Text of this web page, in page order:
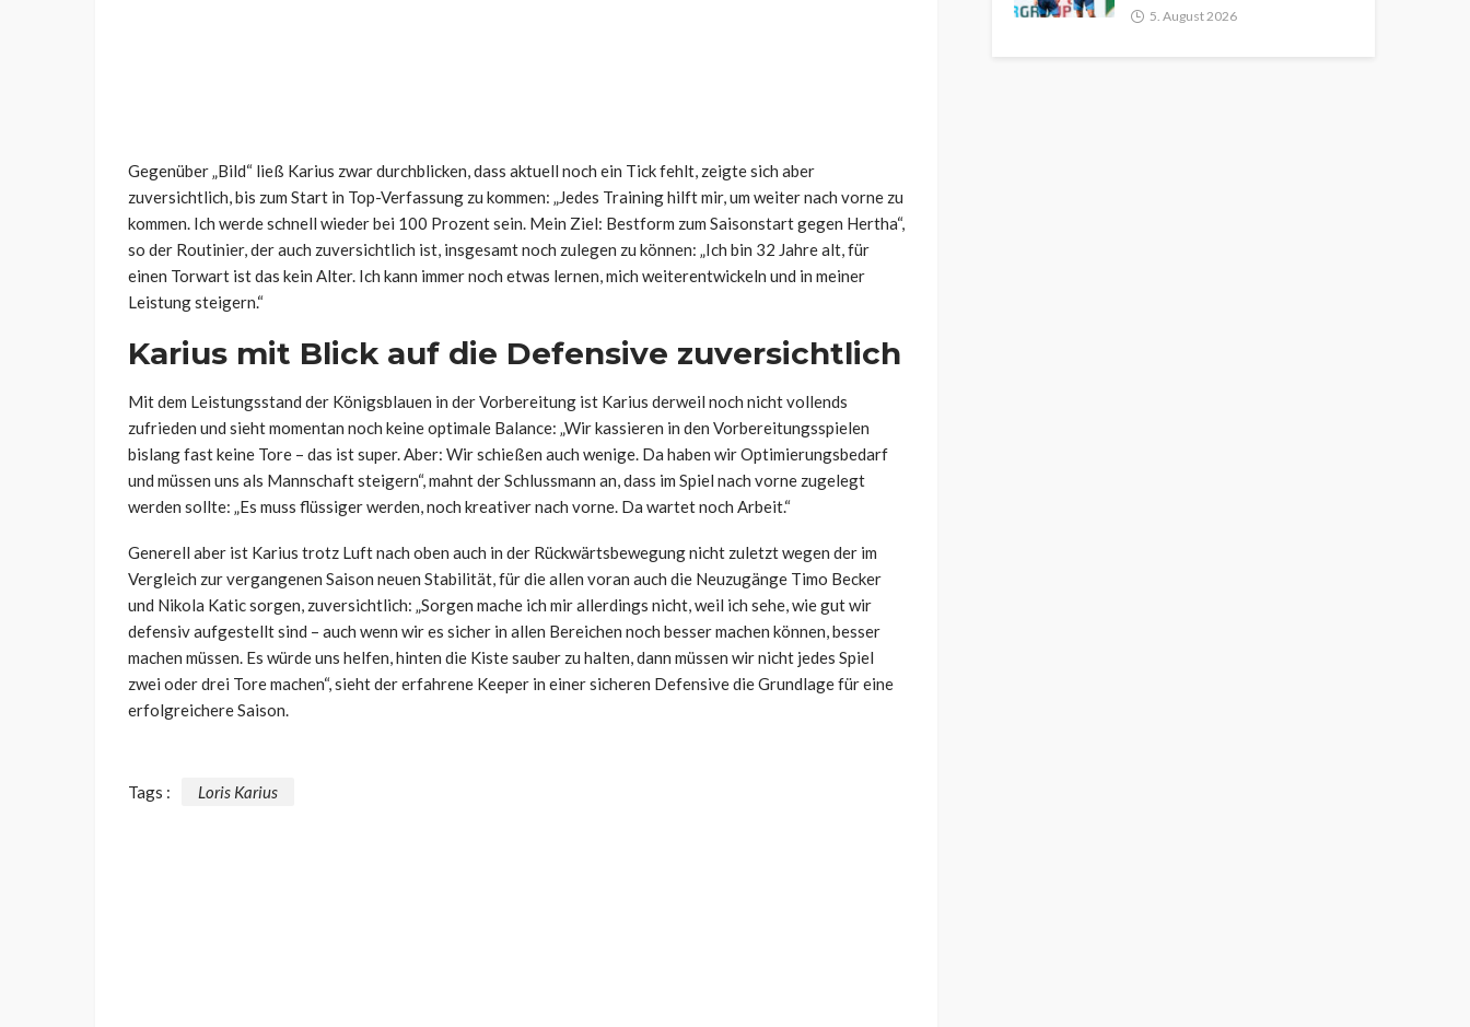
Gegenüber „Bild“ ließ Karius zwar durchblicken, dass aktuell noch ein Tick fehlt, zeigte sich aber
zuversichtlich, bis zum Start in Top-Verfassung zu kommen: „Jedes Training hilft mir, um weiter nach vorne zu
kommen. Ich werde schnell wieder bei 100 Prozent sein. Mein Ziel: Bestform zum Saisonstart gegen Hertha“,
so der Routinier, der auch zuversichtlich ist, insgesamt noch zulegen zu können: „Ich bin 32 Jahre alt, für
einen Torwart ist das kein Alter. Ich kann immer noch etwas lernen, mich weiterentwickeln und in meiner
Leistung steigern.“
Karius mit Blick auf die Defensive zuversichtlich
Mit dem Leistungsstand der Königsblauen in der Vorbereitung ist Karius derweil noch nicht vollends
zufrieden und sieht momentan noch keine optimale Balance: „Wir kassieren in den Vorbereitungsspielen
bislang fast keine Tore – das ist super. Aber: Wir schießen auch wenige. Da haben wir Optimierungsbedarf
und müssen uns als Mannschaft steigern“, mahnt der Schlussmann an, dass im Spiel nach vorne zugelegt
werden sollte: „Es muss flüssiger werden, noch kreativer nach vorne. Da wartet noch Arbeit.“
Generell aber ist Karius trotz Luft nach oben auch in der Rückwärtsbewegung nicht zuletzt wegen der im
Vergleich zur vergangenen Saison neuen Stabilität, für die allen voran auch die Neuzugänge Timo Becker
und Nikola Katic sorgen, zuversichtlich: „Sorgen mache ich mir allerdings nicht, weil ich sehe, wie gut wir
defensiv aufgestellt sind – auch wenn wir es sicher in allen Bereichen noch besser machen können, besser
machen müssen. Es würde uns helfen, hinten die Kiste sauber zu halten, dann müssen wir nicht jedes Spiel
zwei oder drei Tore machen“, sieht der erfahrene Keeper in einer sicheren Defensive die Grundlage für eine
erfolgreichere Saison.
Tags : Loris Karius
5. August 2026